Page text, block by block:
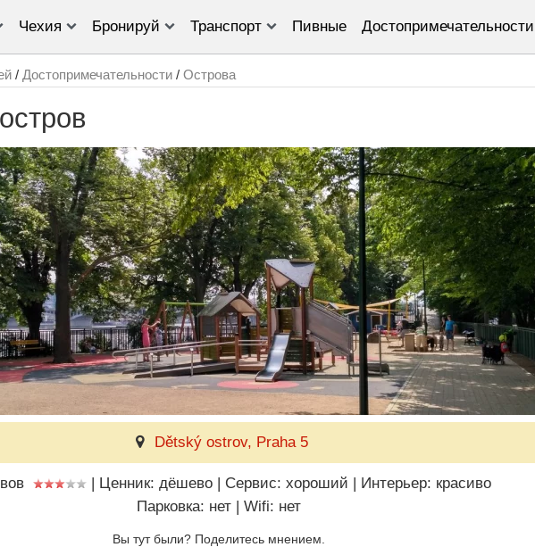
Чехия Бронируй Транспорт Пивные Достопримечательности
/ Достопримечательности / Острова
Dětský ostrov, Praha 5
| Ценник: дёшево | Сервис: хороший | Интерьер: красиво
Парковка: нет | Wifi: нет
Вы тут были? Поделитесь мнением.